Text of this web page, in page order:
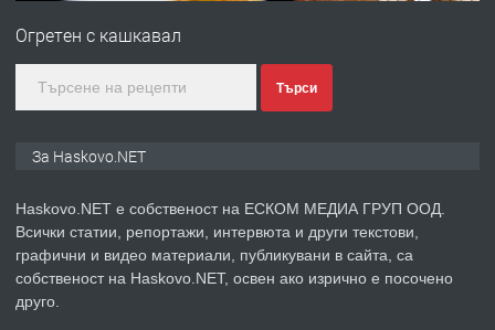
градската градина!
преди 3 дни
ПРЕДЛАГА
Продавам парцел в гр. Хасково кв.
Огретен с кашкавал
Търси
За Haskovo.NET
Haskovo.NET е собственост на ЕСКОМ МЕДИА ГРУП ООД.
Всички статии, репортажи, интервюта и други текстови,
графични и видео материали, публикувани в сайта, са
собственост на Haskovo.NET, освен ако изрично е посочено
друго.